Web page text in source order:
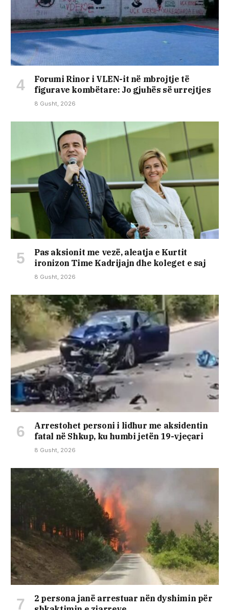
Forumi Rinor i VLEN-it në mbrojtje të
figurave kombëtare: Jo gjuhës së urrejtjes
8 Gusht, 2026
Pas aksionit me vezë, aleatja e Kurtit
ironizon Time Kadrijajn dhe koleget e saj
8 Gusht, 2026
Arrestohet personi i lidhur me aksidentin
fatal në Shkup, ku humbi jetën 19-vjeçari
8 Gusht, 2026
2 persona janë arrestuar nën dyshimin për